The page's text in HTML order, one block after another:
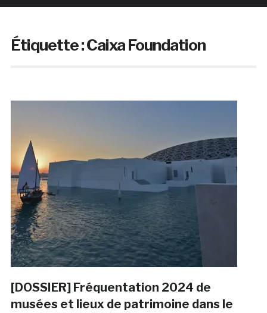
Étiquette :Caixa Foundation
[DOSSIER] Fréquentation 2024 de
musées et lieux de patrimoine dans le